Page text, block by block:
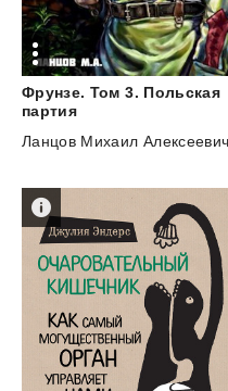
Фрунзе. Том 3. Польская
партия
Ланцов Михаил Алексеевич